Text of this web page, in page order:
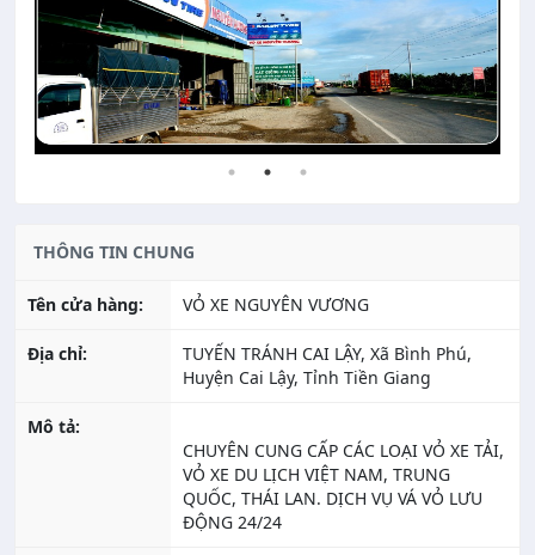
THÔNG TIN CHUNG
Tên cửa hàng: VỎ XE NGUYÊN VƯƠNG
Địa chỉ:
TUYẾN TRÁNH CAI LẬY, Xã Bình Phú,
Huyện Cai Lậy, Tỉnh Tiền Giang
Mô tả:
CHUYÊN CUNG CẤP CÁC LOẠI VỎ XE TẢI,
VỎ XE DU LỊCH VIỆT NAM, TRUNG
QUỐC, THÁI LAN. DỊCH VỤ VÁ VỎ LƯU